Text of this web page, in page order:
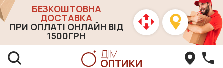
БЕЗКОШТОВНА
ДОСТАВКА
ПРИ ОПЛАТІ ОНЛАЙН ВІД
1500ГРН